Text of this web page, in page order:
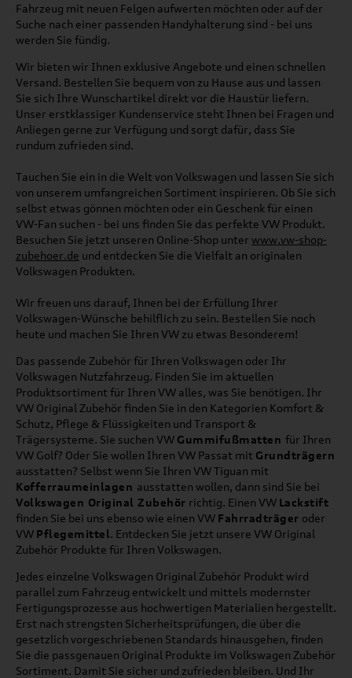
Fahrzeug mit neuen Felgen aufwerten möchten oder auf der
Suche nach einer passenden Handyhalterung sind - bei uns
werden Sie fündig.
Wir bieten wir Ihnen exklusive Angebote und einen schnellen
Versand. Bestellen Sie bequem von zu Hause aus und lassen
Sie sich Ihre Wunschartikel direkt vor die Haustür liefern.
Unser erstklassiger Kundenservice steht Ihnen bei Fragen und
Anliegen gerne zur Verfügung und sorgt dafür, dass Sie
rundum zufrieden sind.
Tauchen Sie ein in die Welt von Volkswagen und lassen Sie sich
von unserem umfangreichen Sortiment inspirieren. Ob Sie sich
selbst etwas gönnen möchten oder ein Geschenk für einen
VW-Fan suchen - bei uns finden Sie das perfekte VW Produkt.
Besuchen Sie jetzt unseren Online-Shop unter www.vw-shop-
zubehoer.de und entdecken Sie die Vielfalt an originalen
Volkswagen Produkten.
Wir freuen uns darauf, Ihnen bei der Erfüllung Ihrer
Volkswagen-Wünsche behilflich zu sein. Bestellen Sie noch
heute und machen Sie Ihren VW zu etwas Besonderem!
Das passende Zubehör für Ihren Volkswagen oder Ihr
Volkswagen Nutzfahrzeug. Finden Sie im aktuellen
Produktsortiment für Ihren VW alles, was Sie benötigen. Ihr
VW Original Zubehör finden Sie in den Kategorien Komfort &
Schutz, Pflege & Flüssigkeiten und Transport &
Trägersysteme. Sie suchen VW Gummifußmatten für Ihren
VW Golf? Oder Sie wollen Ihren VW Passat mit Grundträgern
ausstatten? Selbst wenn Sie Ihren VW Tiguan mit
Kofferraumeinlagen ausstatten wollen, dann sind Sie bei
Volkswagen Original Zubehör richtig. Einen VW Lackstift
finden Sie bei uns ebenso wie einen VW Fahrradträger oder
VW Pflegemittel. Entdecken Sie jetzt unsere VW Original
Zubehör Produkte für Ihren Volkswagen.
Jedes einzelne Volkswagen Original Zubehör Produkt wird
parallel zum Fahrzeug entwickelt und mittels modernster
Fertigungsprozesse aus hochwertigen Materialien hergestellt.
Erst nach strengsten Sicherheitsprüfungen, die über die
gesetzlich vorgeschriebenen Standards hinausgehen, finden
Sie die passgenauen Original Produkte im Volkswagen Zubehör
Sortiment. Damit Sie sicher und zufrieden bleiben. Und Ihr